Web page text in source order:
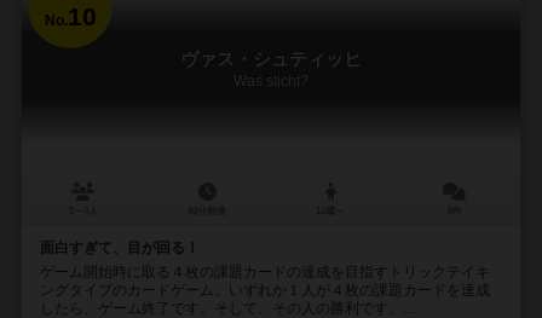
No. 10
ヴァス・シュティッヒ
Was sticht?
面白すぎて、目が回る！
ゲーム開始時に取る４枚の課題カードの達成を目指すトリックテイキ
ングタイプのカードゲーム。いずれか１人が４枚の課題カードを達成
したら、ゲーム終了です。そして、その人の勝利です。...